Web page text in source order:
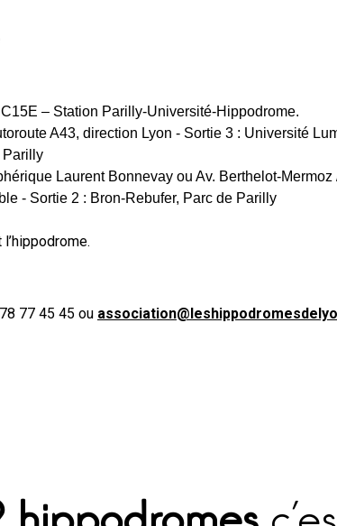
– Station Parilly-Université-Hippodrome.
A43, direction Lyon - Sortie 3 : Université
Parilly
Laurent Bonnevay ou Av. Berthelot-Mermoz
- Sortie 2 : Bron-Rebufer, Parc de Parilly
l’hippodrome.
77 45 45 ou